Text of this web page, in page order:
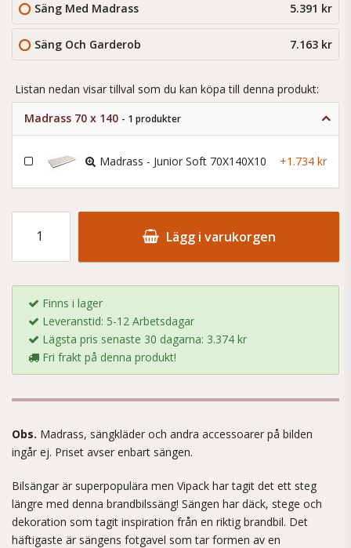
Säng Med Madrass 5.391 kr
Säng Och Garderob 7.163 kr
Listan nedan visar tillval som du kan köpa till denna produkt:
Madrass 70 x 140 - 1 produkter
Madrass - Junior Soft 70X140X10 +1.734 kr
Lägg i varukorgen
Finns i lager
Leveranstid: 5-12 Arbetsdagar
Lägsta pris senaste 30 dagarna: 3.374 kr
Fri frakt på denna produkt!
Obs. Madrass, sängkläder och andra accessoarer på bilden
ingår ej. Priset avser enbart sängen.
Bilsängar är superpopulära men Vipack har tagit det ett steg
längre med denna brandbilssäng! Sängen har däck, stege och
dekoration som tagit inspiration från en riktig brandbil. Det
häftigaste är sängens fotgavel som tar formen av en